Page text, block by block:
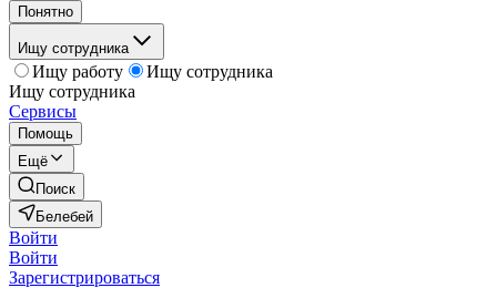
Понятно
Ищу сотрудника
Ищу работу
Ищу сотрудника
Ищу сотрудника
Сервисы
Помощь
Ещё
Поиск
Белебей
Войти
Войти
Зарегистрироваться